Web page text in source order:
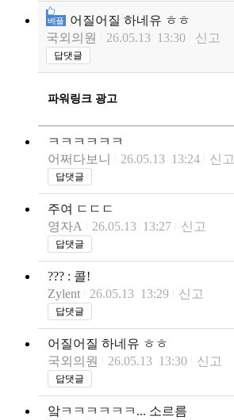
베플
어질어질 하네유 ㅎㅎ
국외의원
26.05.13 13:30 신고
답댓글
파워링크 광고
ㅋㅋㅋㅋㅋㅋ
어쩌다보니
26.05.13 13:24 신고
답댓글
주여 ㄷㄷㄷ
영자A
26.05.13 13:27 신고
답댓글
??? : 콜!
Zylent
26.05.13 13:29 신고
답댓글
어질어질 하네유 ㅎㅎ
국외의원
26.05.13 13:30 신고
답댓글
앜ㅋㅋㅋㅋㅋㅋ... 소르름